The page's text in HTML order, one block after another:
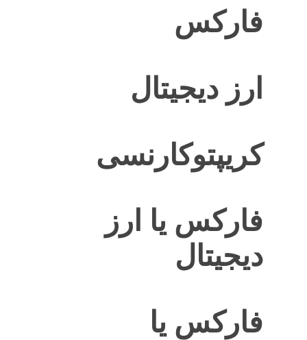
فارکس
ارز دیجیتال
کریپتوکارنسی
فارکس یا ارز
دیجیتال
فارکس یا